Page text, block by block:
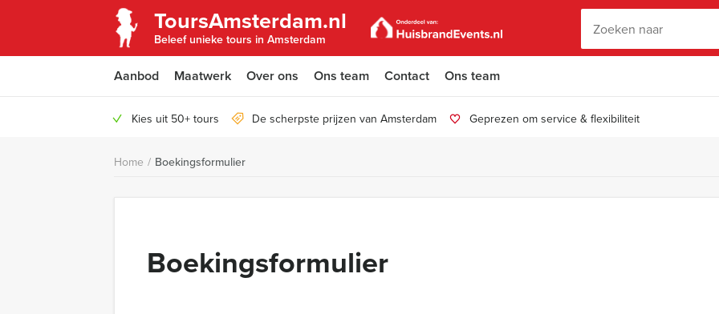
ToursAmsterdam.nl
Beleef unieke tours in Amsterdam
Aanbod Maatwerk Over ons Ons team Contact Ons team
Kies uit 50+ tours De scherpste prijzen van Amsterdam Geprezen om service & flexibiliteit
Home / Boekingsformulier
Boekingsformulier